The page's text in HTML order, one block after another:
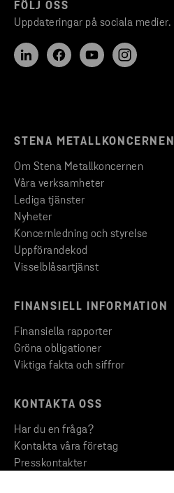
FÖLJ OSS
Uppdateringar på sociala medier.
STENA METALLKONCERNEN
Om Stena Metallkoncernen
Våra verksamheter
Lediga tjänster
Nyheter
Koncernledning och styrelse
Uppförandekod
Visselblåsartjänst
FINANSIELL INFORMATION
Finansiella rapporter
Gröna obligationer
Viktiga fakta och siffror
KONTAKTA OSS
Har du en fråga?
Kontakta våra företag
Presskontakter